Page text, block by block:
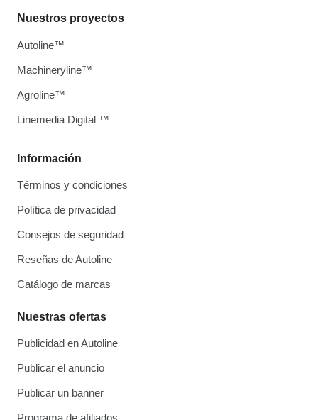
Información
Términos y condiciones
Política de privacidad
Consejos de seguridad
Reseñas de Autoline
Catálogo de marcas
Nuestras ofertas
Publicidad en Autoline
Publicar el anuncio
Publicar un banner
Programa de afiliados
Nuestros proyectos
Autoline™
Machineryline™
Agroline™
Linemedia Digital ™